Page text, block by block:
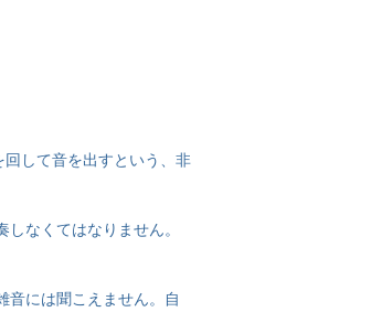
して音を出すという、非
なくてはなりません。
音には聞こえません。自